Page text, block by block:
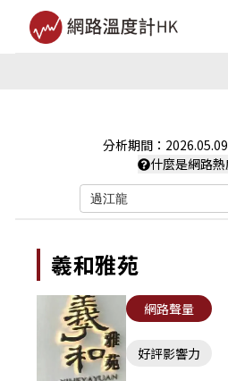
分析期間： 2026.05.09
什麼是網路
過江龍
羲和雅苑
網路聲量
好評影響力